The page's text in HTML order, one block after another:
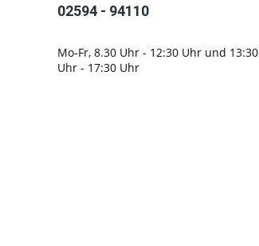
02594 - 94110
Mo-Fr, 8.30 Uhr - 12:30 Uhr und 13:30
Uhr - 17:30 Uhr